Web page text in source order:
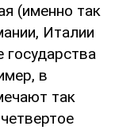
(именно так
Италии
государства
в
так